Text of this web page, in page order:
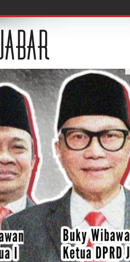
Berbagi Ilmu Wastra Berkelanjutan di